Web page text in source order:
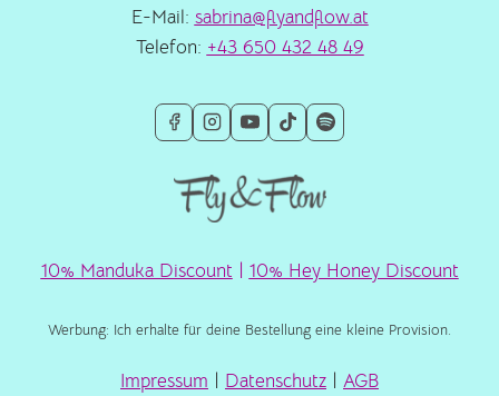
E-Mail: sabrina@flyandflow.at
Telefon: +43 650 432 48 49
10% Manduka Discount | 10% Hey Honey Discount
Werbung: Ich erhalte für deine Bestellung eine kleine Provision.
Impressum Datenschutz AGB